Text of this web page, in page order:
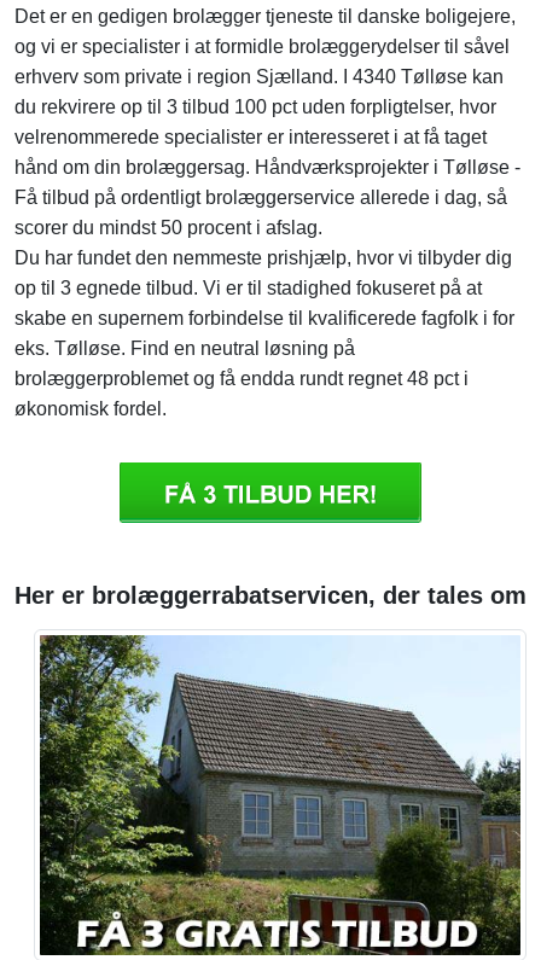
Det er en gedigen brolægger tjeneste til danske boligejere,
og vi er specialister i at formidle brolæggerydelser til såvel
erhverv som private i region Sjælland. I 4340 Tølløse kan
du rekvirere op til 3 tilbud 100 pct uden forpligtelser, hvor
velrenommerede specialister er interesseret i at få taget
hånd om din brolæggersag. Håndværksprojekter i Tølløse -
Få tilbud på ordentligt brolæggerservice allerede i dag, så
scorer du mindst 50 procent i afslag.
Du har fundet den nemmeste prishjælp, hvor vi tilbyder dig
op til 3 egnede tilbud. Vi er til stadighed fokuseret på at
skabe en supernem forbindelse til kvalificerede fagfolk i for
eks. Tølløse. Find en neutral løsning på
brolæggerproblemet og få endda rundt regnet 48 pct i
økonomisk fordel.
Her er brolæggerrabatservicen, der tales om